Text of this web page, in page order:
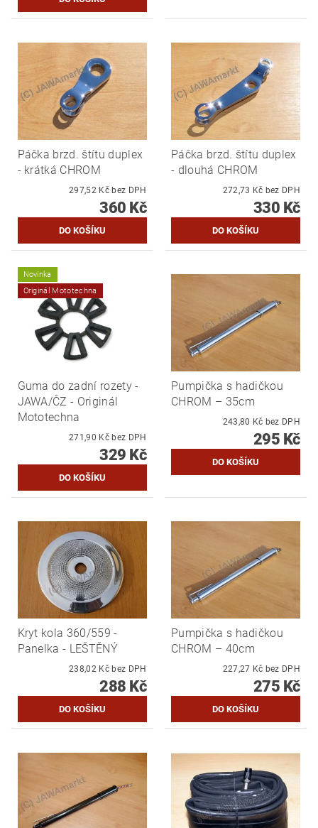
Páčka brzd. štítu duplex
- krátká CHROM
297,52 Kč bez DPH
360 Kč
Páčka brzd. štítu duplex
- dlouhá CHROM
272,73 Kč bez DPH
330 Kč
Novinka
Originál Mototechna
Guma do zadní rozety -
JAWA/ČZ - Originál
Mototechna
271,90 Kč bez DPH
329 Kč
Pumpička s hadičkou
CHROM – 35cm
243,80 Kč bez DPH
295 Kč
Kryt kola 360/559 -
Panelka - LEŠTĚNÝ
238,02 Kč bez DPH
288 Kč
Pumpička s hadičkou
CHROM – 40cm
227,27 Kč bez DPH
275 Kč